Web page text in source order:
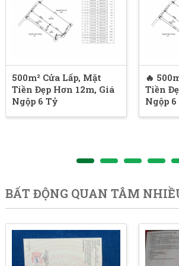
500m² Cửa Lấp, Mặt
Tiền Đẹp Hơn 12m, Giá
Ngộp 6 Tỷ
🔥
Tiền
Ngộp
BẤT ĐỘNG QUAN TÂM